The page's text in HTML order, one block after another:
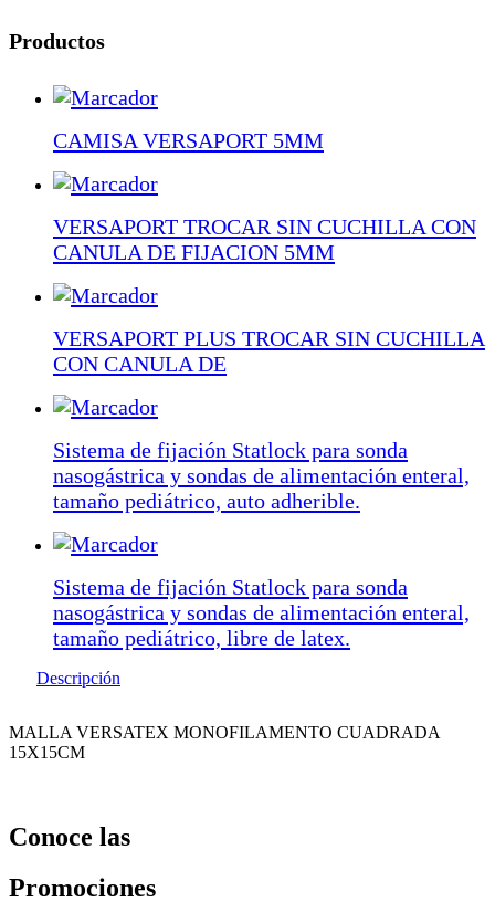
Productos
CAMISA VERSAPORT 5MM
VERSAPORT TROCAR SIN CUCHILLA CON
CANULA DE FIJACION 5MM
VERSAPORT PLUS TROCAR SIN CUCHILLA
CON CANULA DE
Sistema de fijación Statlock para sonda
nasogástrica y sondas de alimentación enteral,
tamaño pediátrico, auto adherible.
Sistema de fijación Statlock para sonda
nasogástrica y sondas de alimentación enteral,
tamaño pediátrico, libre de latex.
Descripción
MALLA VERSATEX MONOFILAMENTO CUADRADA
15X15CM
Conoce las
Promociones